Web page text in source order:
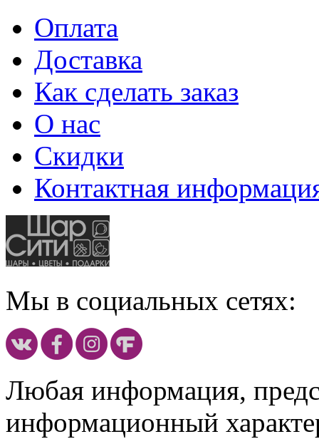
Оплата
Доставка
Как сделать заказ
О нас
Скидки
Контактная
Мы в социальных сетях:
Любая информация,
информационный